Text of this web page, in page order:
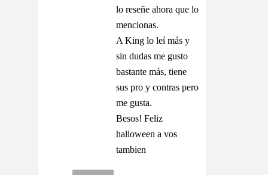
lo reseñe ahora que lo
mencionas.
A King lo leí más y
sin dudas me gusto
bastante más, tiene
sus pro y contras pero
me gusta.
Besos! Feliz
halloween a vos
tambien